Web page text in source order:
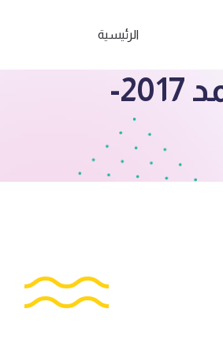
الرئيسية
الصف السادس بنك اجتماعيات مدرسة رقية بنت محمد 2017-